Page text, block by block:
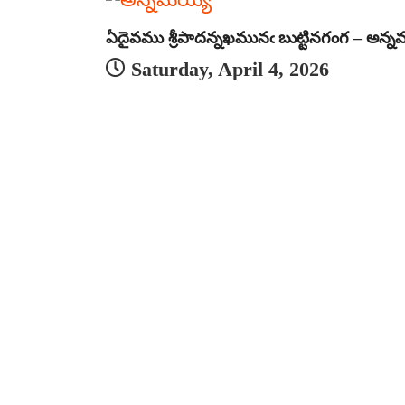
ఏదైవము శ్రీపాదన్నఖమునఁ బుట్టినగంగ –
Saturday, April 4, 2026